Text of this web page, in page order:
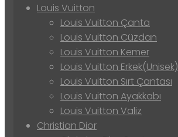
Louis Vuitton
Louis Vuitton Çanta
Louis Vuitton Cüzdan
Louis Vuitton Kemer
Louis Vuitton Erkek(Unisek)
Louis Vuitton Sırt Çantası
Louis Vuitton Ayakkabı
Louis Vuitton Valiz
Christian Dior